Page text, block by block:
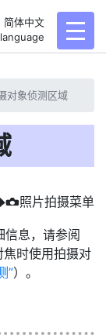
简体中文
对象侦测区域
C照片拍摄菜单
信息，请参阅
焦时使用拍摄对
）。